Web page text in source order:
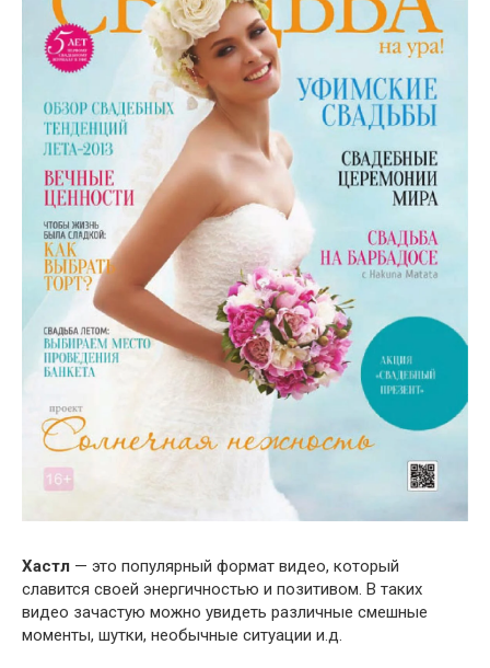
Хастл — это популярный формат видео, который
славится своей энергичностью и позитивом. В таких
видео зачастую можно увидеть различные смешные
моменты, шутки, необычные ситуации и.д.